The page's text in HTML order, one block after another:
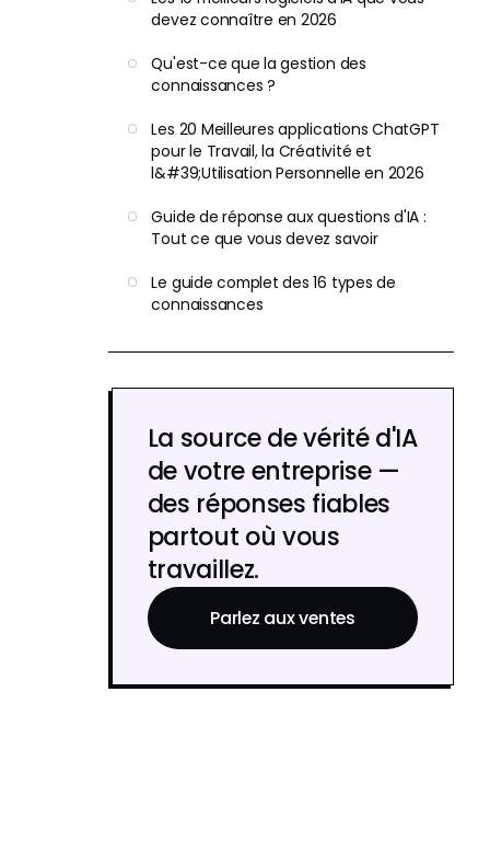
devez connaître en 2026
Qu'est-ce que la gestion des
connaissances ?
Les 20 Meilleures applications ChatGPT
pour le Travail, la Créativité et
l&#39;Utilisation Personnelle en 2026
Guide de réponse aux questions d'IA :
Tout ce que vous devez savoir
Le guide complet des 16 types de
connaissances
La source de vérité d'IA
de votre entreprise —
des réponses fiables
partout où vous
travaillez.
Parlez aux ventes